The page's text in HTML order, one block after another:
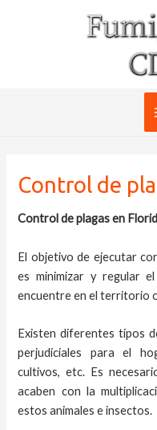
Control de
Control de plagas en
El objetivo de ejecutar
es minimizar y regular
encuentre en el territorio
Existen diferentes tipos
perjudiciales para el
cultivos, etc. Es
acaben con la
estos animales e insectos.